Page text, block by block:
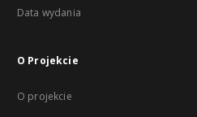
Data wydania
O Projekcie
O projekcie